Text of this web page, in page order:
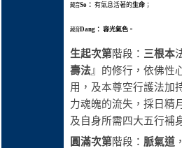
藏音So： 有氣息活著的生命；
藏音Dang： 容光氣色。
生起次第階段： 三根本
壽法』的修行，依佛性
用，及本尊空行護法加
力魂魄的流失，採日精
及自身所需四大五行補
圓滿次第階段： 脈氣道，